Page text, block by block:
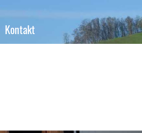
Kontakt